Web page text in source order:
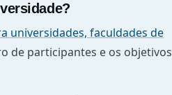
universidades, faculdades de
de participantes e os objetivos